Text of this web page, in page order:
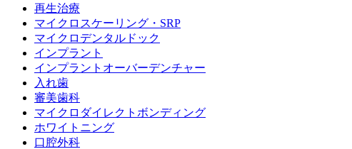
再生治療
マイクロスケーリング・SRP
マイクロデンタルドック
インプラント
インプラントオーバーデンチャー
入れ歯
審美歯科
マイクロダイレクトボンディング
ホワイトニング
口腔外科